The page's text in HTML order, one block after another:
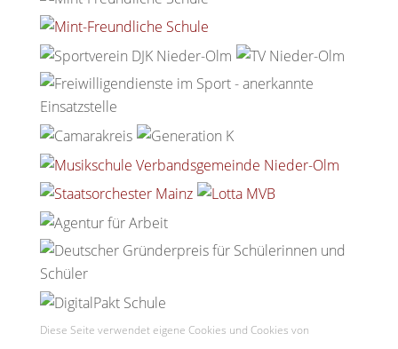
Diese Seite verwendet eigene Cookies und Cookies von